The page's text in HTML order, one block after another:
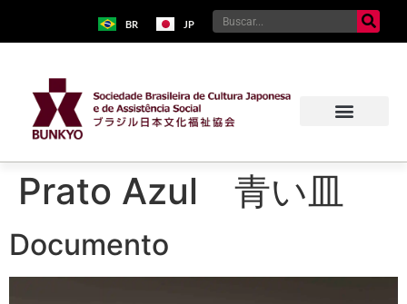
BR JP
Prato Azul 青い皿
Documento